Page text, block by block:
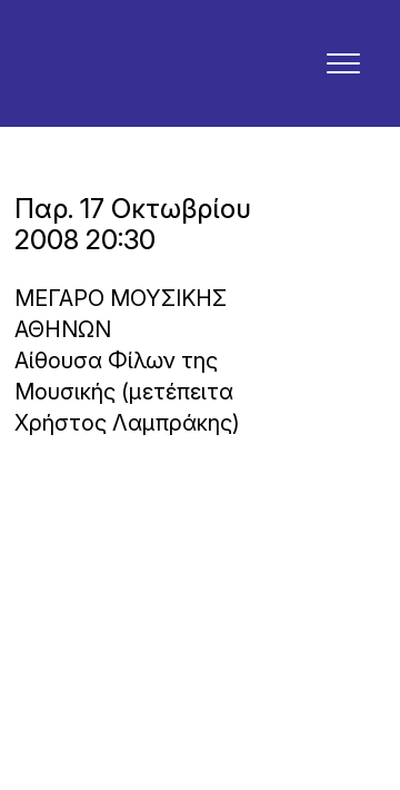
Παρ. 17 Οκτωβρίου
2008 20:30
ΜΕΓΑΡΟ ΜΟΥΣΙΚΗΣ
ΑΘΗΝΩΝ
Αίθουσα Φίλων της
Μουσικής (μετέπειτα
Χρήστος Λαμπράκης)